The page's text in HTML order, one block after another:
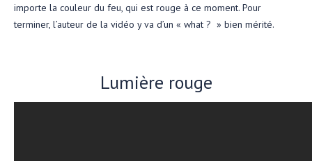
importe la couleur du feu, qui est rouge à ce moment. Pour
terminer, l’auteur de la vidéo y va d’un « what ? » bien mérité.
Lumière rouge